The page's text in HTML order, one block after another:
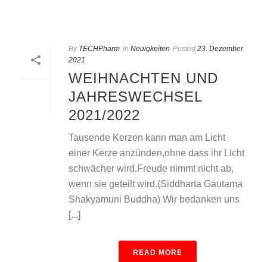
By TECHPharm In Neuigkeiten Posted 23. Dezember
2021
WEIHNACHTEN UND
JAHRESWECHSEL
2021/2022
Tausende Kerzen kann man am Licht
einer Kerze anzünden,ohne dass ihr Licht
schwächer wird.Freude nimmt nicht ab,
wenn sie geteilt wird.(Siddharta Gautama
Shakyamuni Buddha) Wir bedanken uns
[...]
READ MORE